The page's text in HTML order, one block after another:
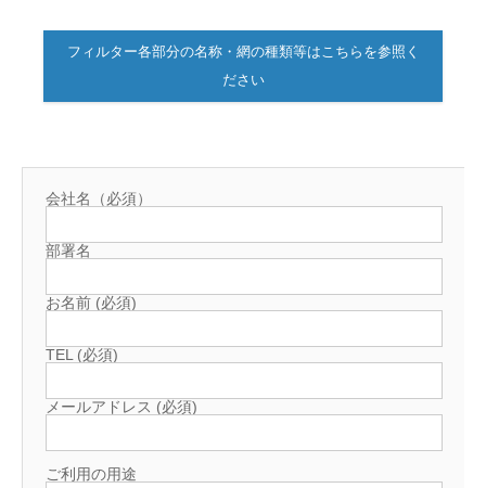
フィルター各部分の名称・網の種類等はこちらを参照く
ださい
会社名（必須）
部署名
お名前 (必須)
TEL (必須)
メールアドレス (必須)
ご利用の用途